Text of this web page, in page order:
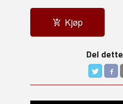
Kjøp
Del dette